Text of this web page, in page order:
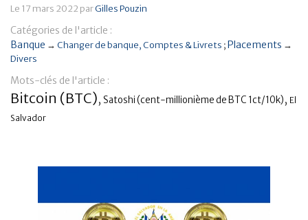
Assurance Vie
Patrimoine
Immobilier
Banque
Le 17 mars 2022 parGilles Pouzin
Catégories de l'article :
Banque → Changer de banque Comptes & Livrets Placements →
Divers
Mots-clés de l'article :
Bitcoin (BTC), Satoshi (cent-millionième de BTC 1ct/10k), El
Salvador